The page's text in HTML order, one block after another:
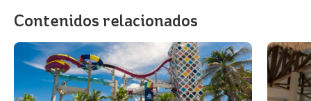
Contenidos relacionados